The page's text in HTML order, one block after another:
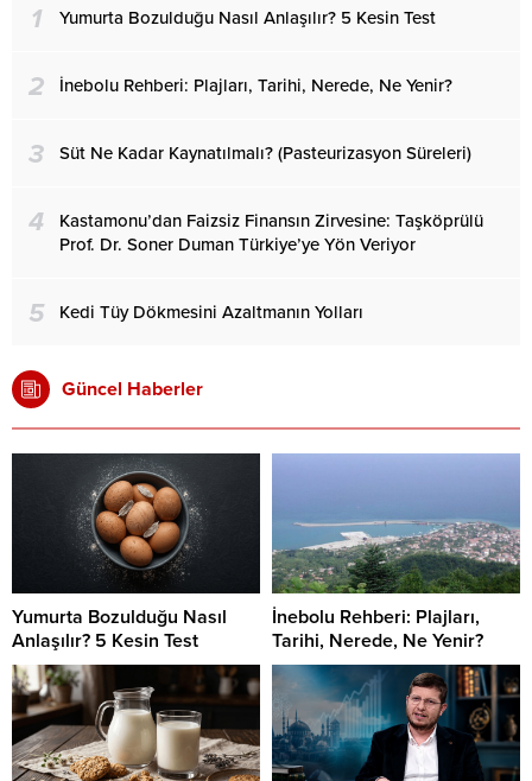
1 Yumurta Bozulduğu Nasıl Anlaşılır? 5 Kesin Test
2 İnebolu Rehberi: Plajları, Tarihi, Nerede, Ne Yenir?
3 Süt Ne Kadar Kaynatılmalı? (Pasteurizasyon Süreleri)
4
Kastamonu’dan Faizsiz Finansın Zirvesine: Taşköprülü
Prof. Dr. Soner Duman Türkiye’ye Yön Veriyor
5 Kedi Tüy Dökmesini Azaltmanın Yolları
Güncel Haberler
Yumurta Bozulduğu Nasıl
Anlaşılır? 5 Kesin Test
İnebolu Rehberi: Plajları,
Tarihi, Nerede, Ne Yenir?